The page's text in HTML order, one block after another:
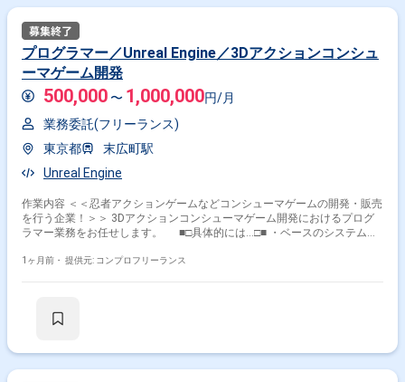
プログラマー／Unreal Engine／3Dアクションコンシュ
ーマゲーム開発
500,000 〜 1,000,000円/月
業務委託(フリーランス)
東京都
末広町駅
Unreal Engine
作業内容 ＜＜忍者アクションゲームなどコンシューマゲームの開発・販売
を行う企業！＞＞ 3Dアクションコンシューマゲーム開発におけるプログ
ラマー業務をお任せします。 ■□具体的には…□■ ・ベースのシステムが
ム業務 ・パートごとの要件からPGタスク分解、ガント積み、設計、実装
1ヶ月前・ 提供元: コンプロフリーランス